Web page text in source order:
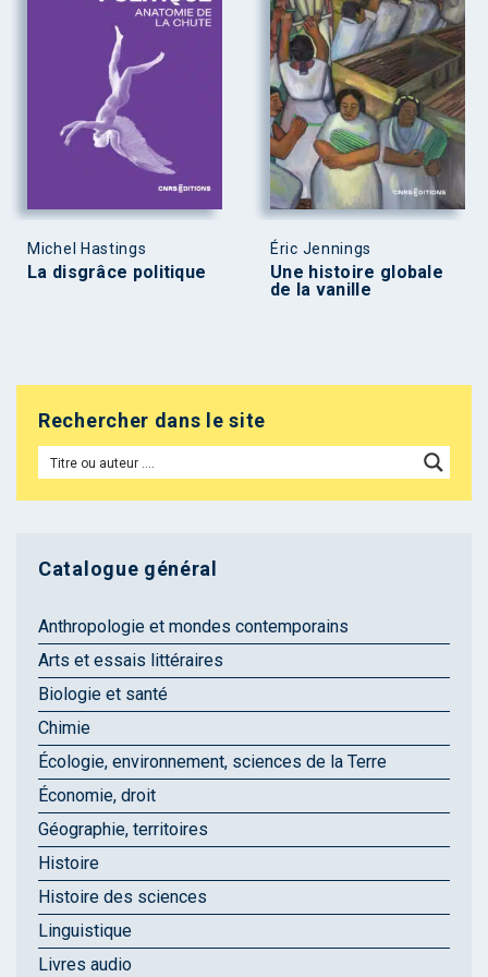
Michel Hastings
La disgrâce politique
Éric Jennings
Une histoire globale
de la vanille
Rechercher dans le site
Catalogue général
Anthropologie et mondes contemporains
Arts et essais littéraires
Biologie et santé
Chimie
Écologie, environnement, sciences de la Terre
Économie, droit
Géographie, territoires
Histoire
Histoire des sciences
Linguistique
Livres audio